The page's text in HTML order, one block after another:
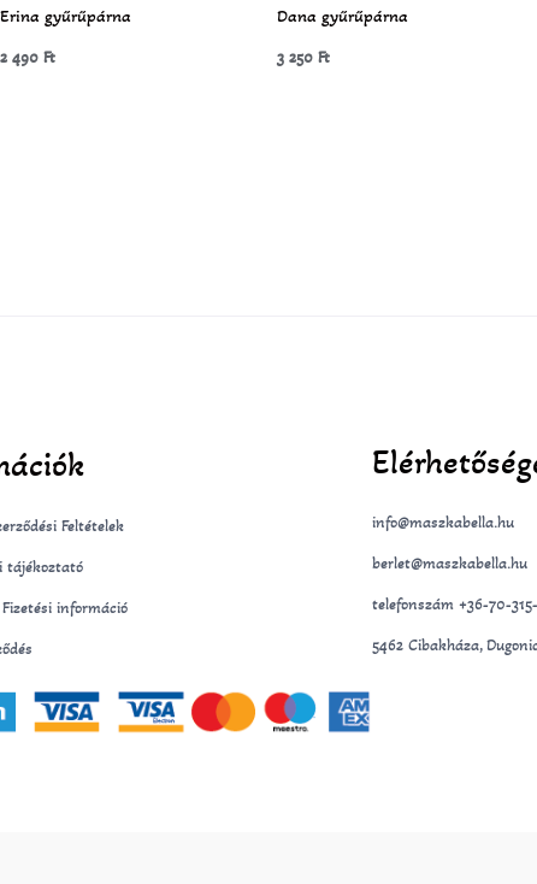
Erina gyűrűpárna
2 490 Ft
Dana gyűrűpárna
3 250Ft
Feltételek
tájékoztató
információ
info@maszkabella.hu
berlet@maszkabella.hu
telefonszám +36-70-
5462 Cibakháza,